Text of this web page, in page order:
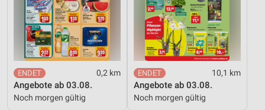
0,2 km
Angebote ab 03.08.
Noch morgen gültig
10,1 km
Angebote ab 03.08.
Noch morgen gültig
Verwendung genauer Standortdaten
Geräte anhand von aktiv angeforderten
Informationen identifizieren
Nicht-IAB-Verarbeitungszwecke:
Notwendig
Performance